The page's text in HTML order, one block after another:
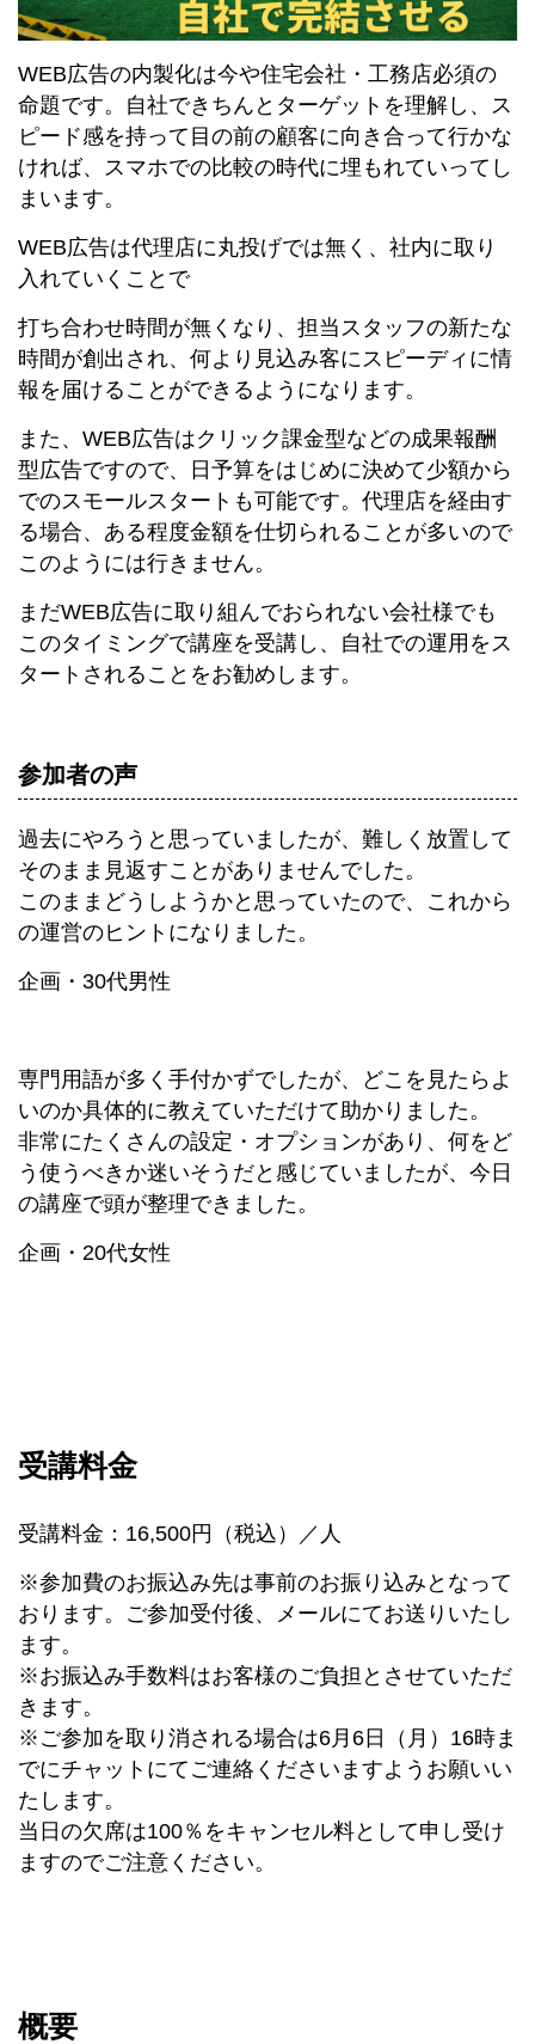
WEB広告の内製化は今や住宅会社・工務店必須の
命題です。自社できちんとターゲットを理解し、ス
ピード感を持って目の前の顧客に向き合って行かな
ければ、スマホでの比較の時代に埋もれていってし
まいます。
WEB広告は代理店に丸投げでは無く、社内に取り
入れていくことで
打ち合わせ時間が無くなり、担当スタッフの新たな
時間が創出され、何より見込み客にスピーディに情
報を届けることができるようになります。
また、WEB広告はクリック課金型などの成果報酬
型広告ですので、日予算をはじめに決めて少額から
でのスモールスタートも可能です。代理店を経由す
る場合、ある程度金額を仕切られることが多いので
このようには行きません。
まだWEB広告に取り組んでおられない会社様でも
このタイミングで講座を受講し、自社での運用をス
タートされることをお勧めします。
参加者の声
過去にやろうと思っていましたが、難しく放置して
そのまま見返すことがありませんでした。
このままどうしようかと思っていたので、これから
の運営のヒントになりました。
企画・30代男性
専門用語が多く手付かずでしたが、どこを見たらよ
いのか具体的に教えていただけて助かりました。
非常にたくさんの設定・オプションがあり、何をど
う使うべきか迷いそうだと感じていましたが、今日
の講座で頭が整理できました。
企画・20代女性
受講料金
受講料金：16,500円（税込）／人
※参加費のお振込み先は事前のお振り込みとなって
おります。ご参加受付後、メールにてお送りいたし
ます。
※お振込み手数料はお客様のご負担とさせていただ
きます。
※ご参加を取り消される場合は6月6日（月）16時ま
でにチャットにてご連絡くださいますようお願いい
たします。
当日の欠席は100％をキャンセル料として申し受け
ますのでご注意ください。
概要